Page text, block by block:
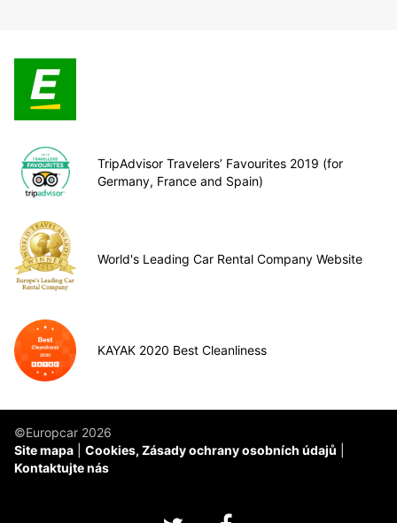
TripAdvisor Travelers’ Favourites 2019 (for
Germany, France and Spain)
World's Leading Car Rental Company Website
KAYAK 2020 Best Cleanliness
©Europcar 2026
Site mapa
Cookies, Zásady ochrany osobních údajů
Kontaktujte nás